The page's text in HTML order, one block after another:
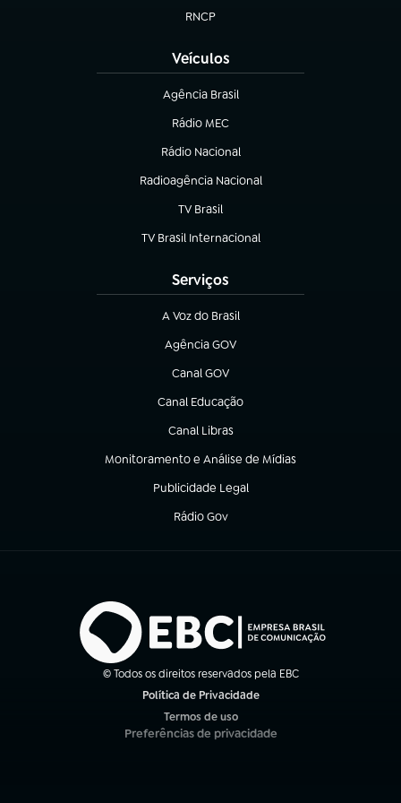
RNCP
(abre em nova aba)
Veículos
Agência Brasil
(abre em nova aba)
Rádio MEC
(abre em nova aba)
Rádio Nacional
Radioagência Nacional
(abre em nova aba)
TV Brasil
(abre em nova aba)
TV Brasil Internacional
(abre em nova aba)
Serviços
A Voz do Brasil
(abre em nova aba)
Agência GOV
(abre em nova aba)
Canal GOV
(abre em nova aba)
Canal Educação
(abre em nova aba)
Canal Libras
(abre em nova aba)
Monitoramento e Análise de Mídias
(abre em nova aba)
Publicidade Legal
(abre em nova aba)
Rádio Gov
(abre em nova aba)
© Todos os direitos reservados pela EBC
Política de Privacidade
Termos de uso
(abre em nova aba)
Preferências de privacidade